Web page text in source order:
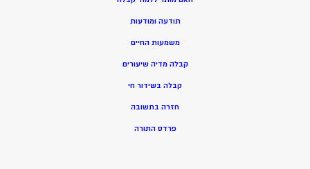
תודעה ומודעות
משמעות החיים
קבלה מדיה שיעורים
קבלה בשידור חי
חזרה בתשובה
פרדס התורה